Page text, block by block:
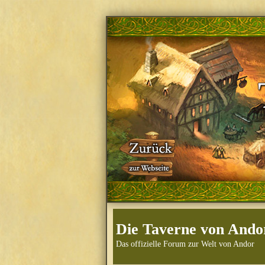
Die Taverne von
Das offizielle Forum zur Welt von Andor